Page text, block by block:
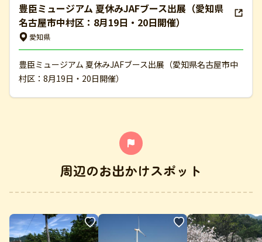
豊臣ミュージアム 夏休みJAFブース出展（愛知県
名古屋市中村区：8月19日・20日開催）
愛知県
豊臣ミュージアム 夏休みJAFブース出展（愛知県名古屋市中
村区：8月19日・20日開催）
周辺のお出かけスポット